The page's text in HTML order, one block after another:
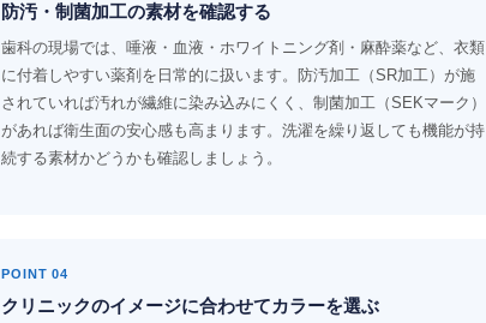
防汚・制菌加工の素材を確認する
歯科の現場では、唾液・血液・ホワイトニング剤・麻酔薬など、衣類
に付着しやすい薬剤を日常的に扱います。防汚加工（SR加工）が施
されていれば汚れが繊維に染み込みにくく、制菌加工（SEKマーク）
があれば衛生面の安心感も高まります。洗濯を繰り返しても機能が持
続する素材かどうかも確認しましょう。
POINT 04
クリニックのイメージに合わせてカラーを選ぶ